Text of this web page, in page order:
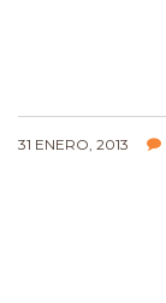
31 ENERO, 2013